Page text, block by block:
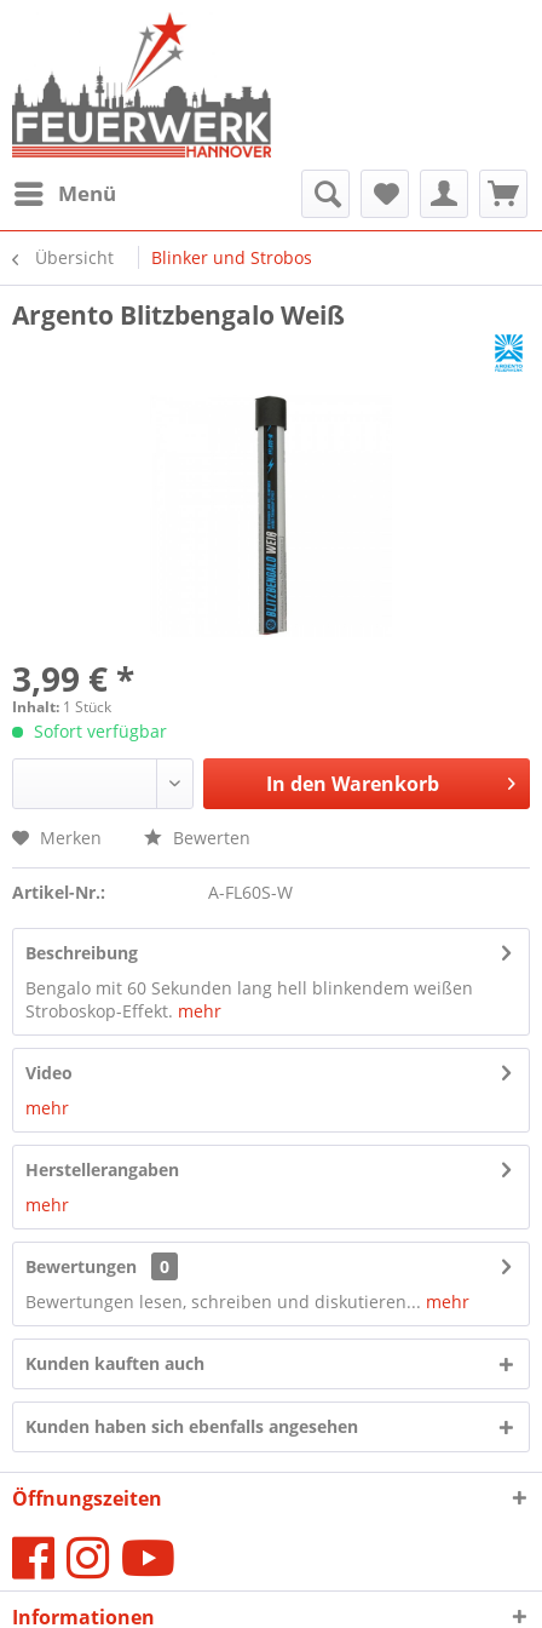
Menü
Übersicht Blinker und Strobos
Argento Blitzbengalo Weiß
3,99 € *
Inhalt: 1 Stück
Sofort verfügbar
In den Warenkorb
Merken Bewerten
Artikel-Nr.: A-FL60S-W
Beschreibung
Bengalo mit 60 Sekunden lang hell blinkendem weißen
Stroboskop-Effekt. mehr
Video
mehr
Herstellerangaben
mehr
Bewertungen
0
Bewertungen lesen, schreiben und diskutieren... mehr
Kunden kauften auch
Kunden haben sich ebenfalls angesehen
Öffnungszeiten
Informationen